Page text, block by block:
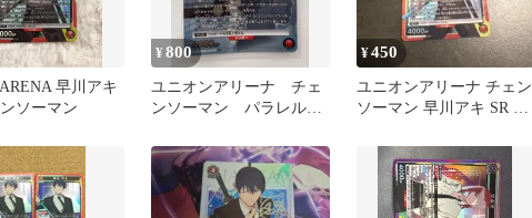
早川アキ
ソーマン
¥800
ユニオンアリーナ チェ
ンソーマン パラレル
¥450
ユニオンアリーナ チェン
ソーマン 早川アキ SR 1